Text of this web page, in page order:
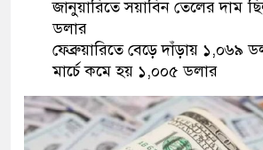
জানুয়ারিতে সয়াবিন তেলের দাম
ডলার
ফেব্রুয়ারিতে বেড়ে দাঁড়ায় ১,০৬৯
মার্চে কমে হয় ১,০০৫ ডলার